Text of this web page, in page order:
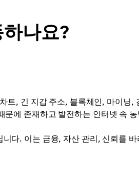
나요?
트, 긴 지갑 주소, 블록체인, 마이닝
에 존재하고 발전하는 인터넷 속
다. 이는 금융, 자산 관리, 신뢰를